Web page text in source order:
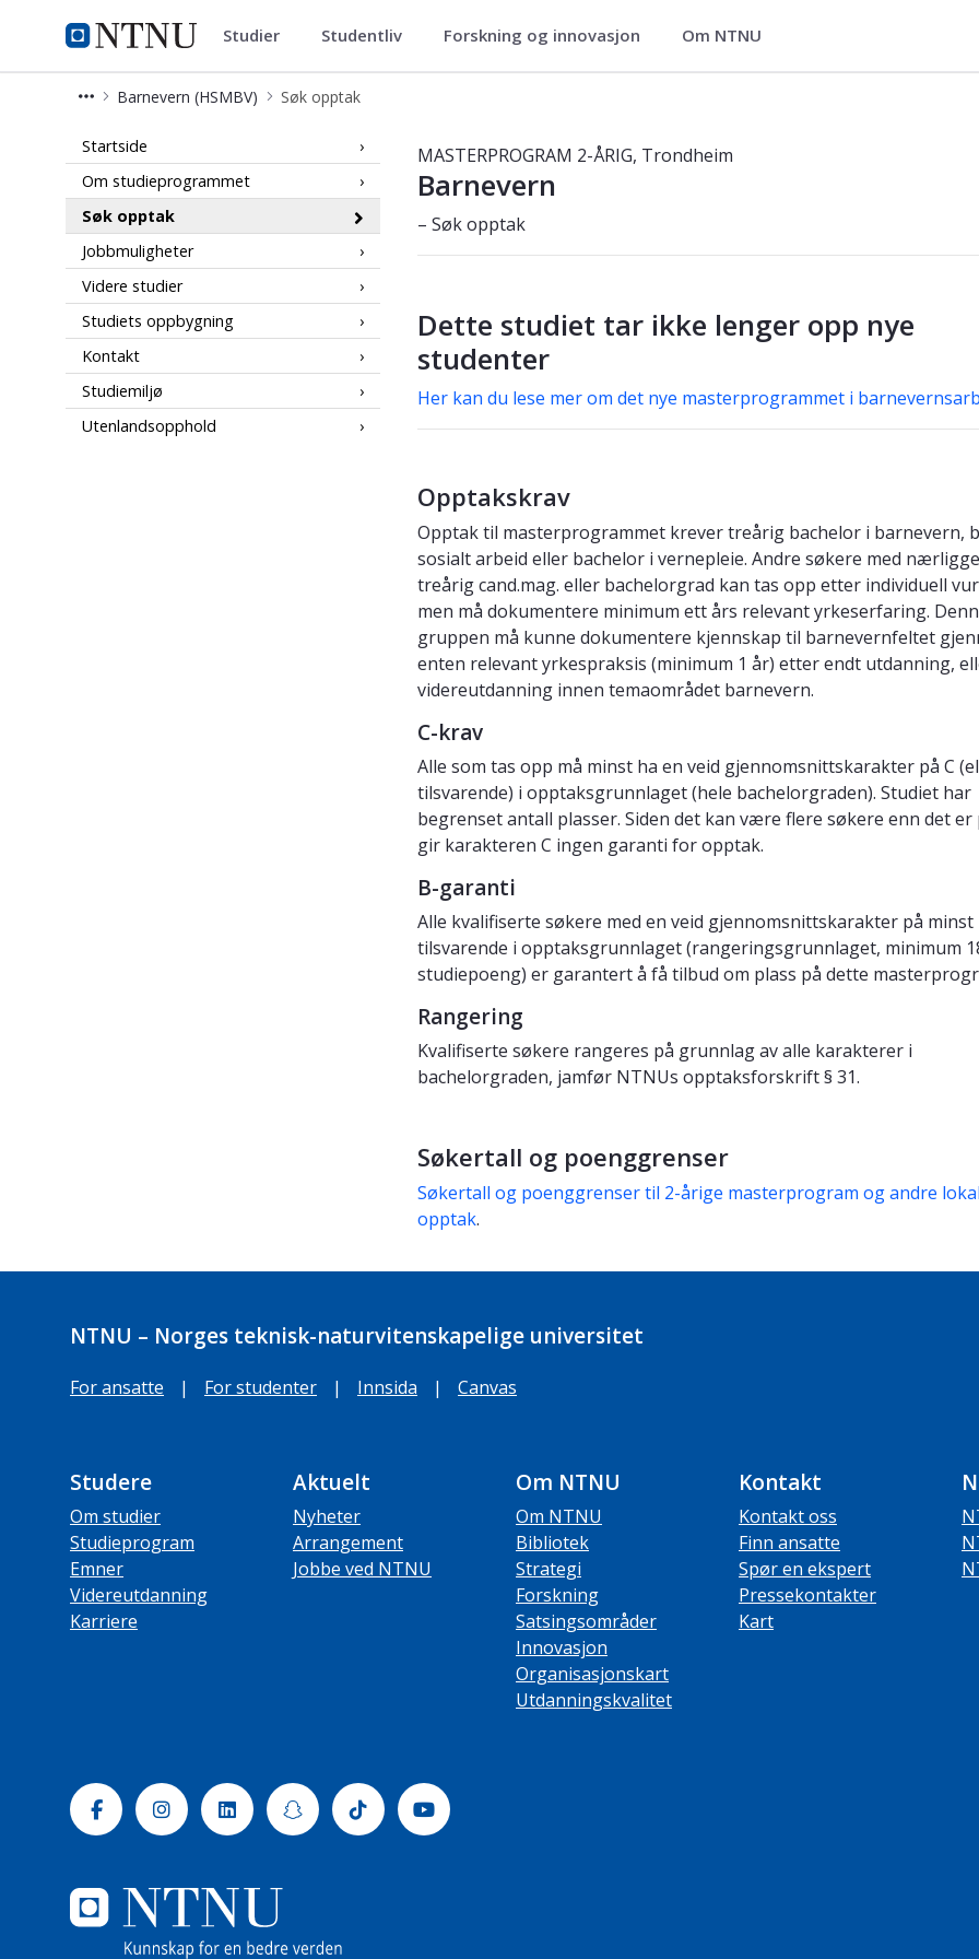
NTNU Hjemmeside
Barnevern (HSMBV)
Studier Studentliv Forskning og innovasjon Om NTNU
Barnevern (HSMBV) Søk opptak
Søk opptak - barnevern - masterprogram – 2-årig - Trondheim
Startside
Om studieprogrammet
Søk opptak
Jobbmuligheter
Videre studier
Studiets oppbygning
Kontakt
Studiemiljø
Utenlandsopphold
MASTERPROGRAM 2-ÅRIG, Trondheim
Barnevern
– Søk opptak
Dette studiet tar ikke lenger opp nye
studenter
Her kan du lese mer om det nye masterprogrammet i
Opptakskrav
Opptak til masterprogrammet krever treårig bachelor i barnevern,
sosialt arbeid eller bachelor i vernepleie. Andre søkere med
treårig cand.mag. eller bachelorgrad kan tas opp etter individuell
men må dokumentere minimum ett års relevant yrkeserfaring.
gruppen må kunne dokumentere kjennskap til barnevernfeltet
enten relevant yrkespraksis (minimum 1 år) etter endt utdanning,
videreutdanning innen temaområdet barnevern.
C-krav
Alle som tas opp må minst ha en veid gjennomsnittskarakter på C
tilsvarende) i opptaksgrunnlaget (hele bachelorgraden). Studiet har
begrenset antall plasser. Siden det kan være flere søkere enn det er
gir karakteren C ingen garanti for opptak.
B-garanti
Alle kvalifiserte søkere med en veid gjennomsnittskarakter på minst
tilsvarende i opptaksgrunnlaget (rangeringsgrunnlaget, minimum
studiepoeng) er garantert å få tilbud om plass på dette
Rangering
Kvalifiserte søkere rangeres på grunnlag av alle karakterer i
bachelorgraden, jamfør NTNUs opptaksforskrift § 31.
Søkertall og poenggrenser
Søkertall og poenggrenser til 2-årige masterprogram og andre
opptak.
NTNU – Norges teknisk-naturvitenskapelige universitet
For ansatte | For studenter | Innsida | Canvas
Studere
Om studier
Studieprogram
Emner
Videreutdanning
Karriere
Aktuelt
Nyheter
Arrangement
Jobbe ved NTNU
Om NTNU
Om NTNU
Bibliotek
Strategi
Forskning
Satsingsområder
Innovasjon
Organisasjonskart
Utdanningskvalitet
Kontakt
Kontakt oss
Finn ansatte
Spør en ekspert
Pressekontakter
Kart
FacebookInstagramLinkedinSnapchatTiktok Youtube